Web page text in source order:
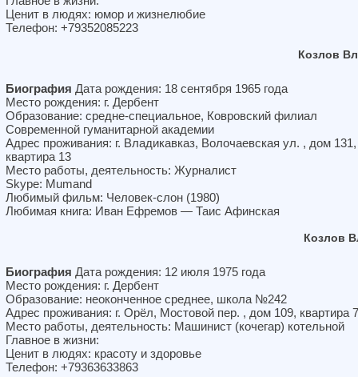
Ценит в людях: юмор и жизнелюбие
Телефон: +79352085223
Козлов
Биография Дата рождения: 18 сентября 1965 года
Место рождения: г. Дербент
Образование: средне-специальное, Ковровский филиал
Современной гуманитарной академии
Адрес проживания: г. Владикавказ, Волочаевская ул. , дом 131,
квартира 13
Место работы, деятельность: Журналист
Skype: Mumand
Любимый фильм: Человек-слон (1980)
Любимая книга: Иван Ефремов — Таис Афинская
Козлов
Биография Дата рождения: 12 июля 1975 года
Место рождения: г. Дербент
Образование: неоконченное среднее, школа №242
Адрес проживания: г. Орёл, Мостовой пер. , дом 109, квартира
Место работы, деятельность: Машинист (кочегар) котельной
Главное в жизни:
Ценит в людях: красоту и здоровье
Телефон: +79363633863